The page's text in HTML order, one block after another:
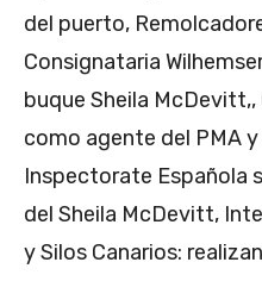
del puerto,
Consignataria
buque Sheila
como agente del PMA
Inspectorate Española
del Sheila McDevitt,
y Silos Canarios: